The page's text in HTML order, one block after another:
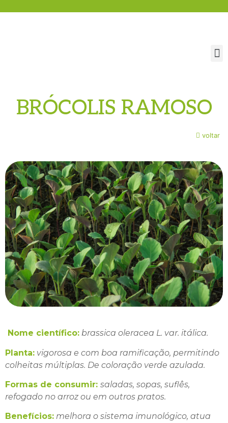
BRÓCOLIS RAMOSO
voltar
Nome científico: brassica oleracea L. var. itálica.
Planta: vigorosa e com boa ramificação, permitindo
colheitas múltiplas. De coloração verde azulada.
Formas de consumir: saladas, sopas, suflês,
refogado no arroz ou em outros pratos.
Benefícios: melhora o sistema imunológico, atua